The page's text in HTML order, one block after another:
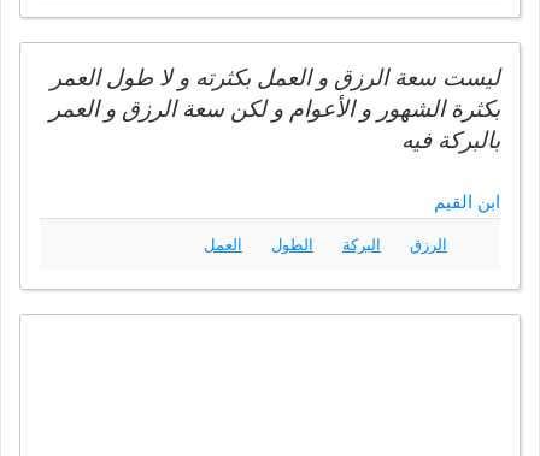
ليست سعة الرزق و العمل بكثرته و لا طول العمر
بكثرة الشهور و الأعوام و لكن سعة الرزق و العمر
بالبركة فيه
ابن القيم
الرزق البركة الطول العمل